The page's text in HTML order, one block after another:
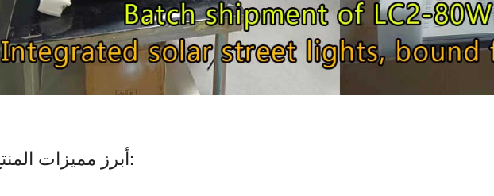
🔹 أبرز مميزات المنتج: